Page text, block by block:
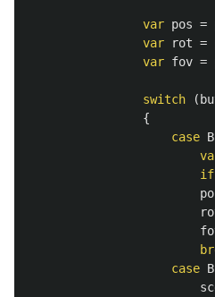
var pos =
var
rot =
var fov =
switch (
{
case
if
case